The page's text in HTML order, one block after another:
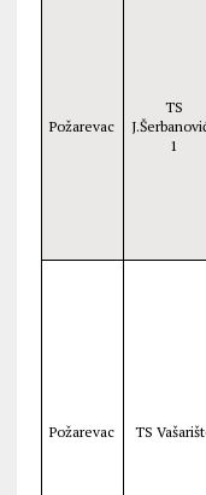
Požarevac
TS
1
Požarevac TS